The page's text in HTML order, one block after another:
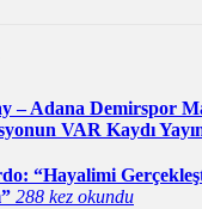
– Adana Demirspor
VAR Kaydı
“Hayalimi
288 kez okundu